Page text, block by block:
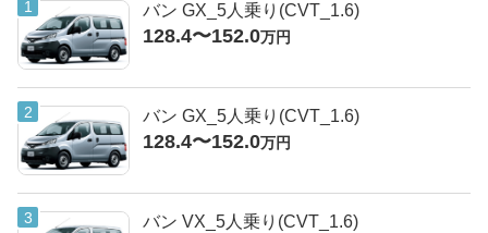
バン GX_5人乗り(CVT_1.6)
128.4〜152.0万円
バン GX_5人乗り(CVT_1.6)
128.4〜152.0万円
バン VX_5人乗り(CVT_1.6)